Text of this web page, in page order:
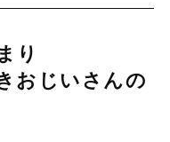
り
おじいさんの